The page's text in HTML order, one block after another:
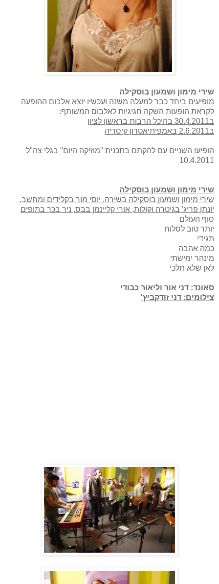
שירי מימון ושמעון בוסקילה
מופיעים ביחד כבר למעלה משנה ועכשיו יוצא אלבום ההופעה
לקראת הופעות השקה חגיגיות לאלבום המשותף:
ב30.4.2011 בהיכל הרבות בראשון לציון
ב2.6.2011 באמפיתיאטרון קיסריה
הופיעו השניים עם להקתם בתכנית "מוזיקה היום" בגלי צה"ל
10.4.2011
שירי מימון ושמעון בוסקילה
שירי מימון ושמעון בוסקילה בשירה, יוסי מור בקלידים ומחשב,
יונתן פריג' בגיטרה וקולות, אורי קליינמן בבס, ניר בכר בתופים
סוף העולם
יותר טוב לסלוח
תגידי
כמה אהבה
מינהר ימישתי
לאן שלא תלכי
סאונד: דני אור וליאור כבודי
צילומים: דני זודקביץ'